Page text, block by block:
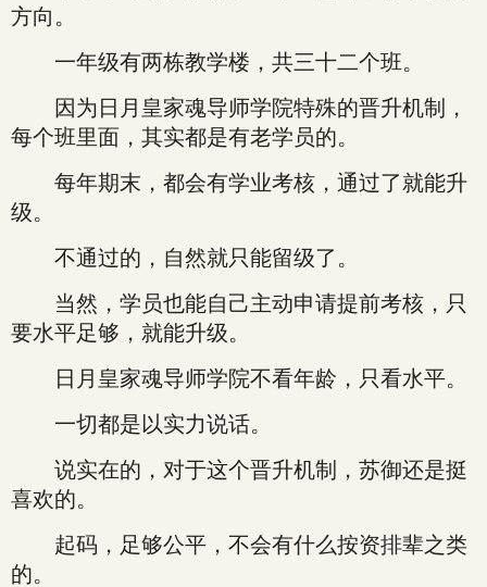
方向。
一年级有两栋教学楼，共三十二个班。
因为日月皇家魂导师学院特殊的晋升机制，
每个班里面，其实都是有老学员的。
每年期末，都会有学业考核，通过了就能升
级。
不通过的，自然就只能留级了。
当然，学员也能自己主动申请提前考核，只
要水平足够，就能升级。
日月皇家魂导师学院不看年龄，只看水平。
一切都是以实力说话。
说实在的，对于这个晋升机制，苏御还是挺
喜欢的。
起码，足够公平，不会有什么按资排辈之类
的。